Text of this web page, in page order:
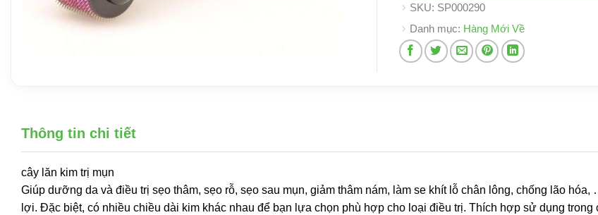
SKU: SP000290
Danh mục: Hàng Mới Về
Thông tin chi tiết
cây lăn kim trị mụn
Giúp dưỡng da và điều trị sẹo thâm, sẹo rỗ, sẹo sau mụn, giảm thâm nám, làm se khít lỗ chân lông, chống lão
lợi. Đặc biệt, có nhiều chiều dài kim khác nhau để bạn lựa chọn phù hợp cho loại điều trị. Thích hợp sử dụng trong